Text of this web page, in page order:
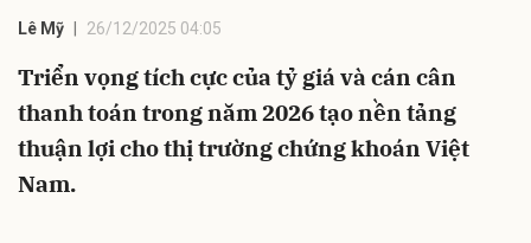
Lê Mỹ 26/12/2025 04:05
Triển vọng tích cực của tỷ giá và cán cân
thanh toán trong năm 2026 tạo nền tảng
thuận lợi cho thị trường chứng khoán Việt
Nam.
Hủy